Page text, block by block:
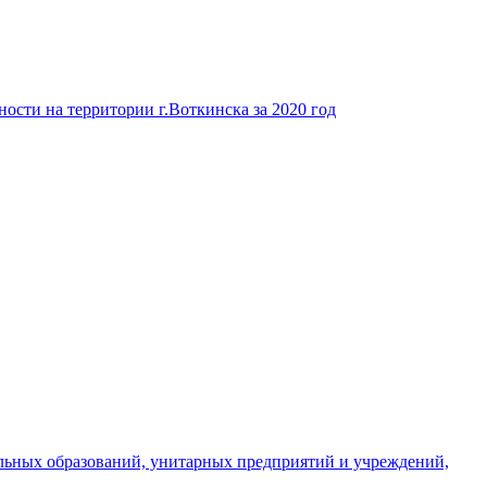
на территории г.Воткинска за 2020 год
образований, унитарных предприятий и учреждений,